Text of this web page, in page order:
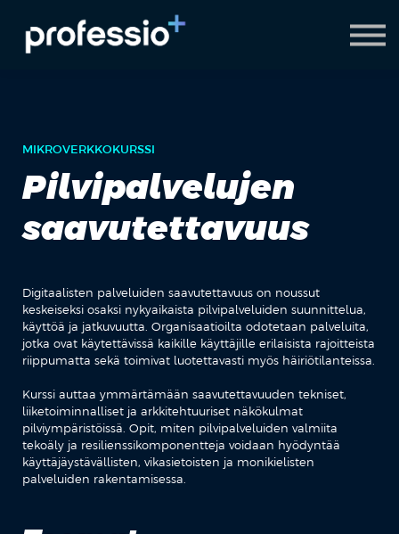
AI Coach
Pyydä demo
MIKROVERKKOKURSSI
Pilvipalvelujen
saavutettavuus
Digitaalisten palveluiden saavutettavuus on noussut
keskeiseksi osaksi nykyaikaista pilvipalveluiden suunnittelua,
käyttöä ja jatkuvuutta. Organisaatioilta odotetaan palveluita,
jotka ovat käytettävissä kaikille käyttäjille erilaisista rajoitteista
riippumatta sekä toimivat luotettavasti myös häiriötilanteissa.
Kurssi auttaa ymmärtämään saavutettavuuden tekniset,
liiketoiminnalliset ja arkkitehtuuriset näkökulmat
pilviympäristöissä. Opit, miten pilvipalveluiden valmiita
tekoäly ja resilienssikomponentteja voidaan hyödyntää
käyttäjäystävällisten, vikasietoisten ja monikielisten
palveluiden rakentamisessa.